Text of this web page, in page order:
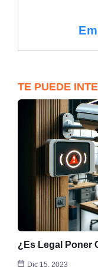
TE PUEDE
¿Es Legal Poner
Dic 15, 2023